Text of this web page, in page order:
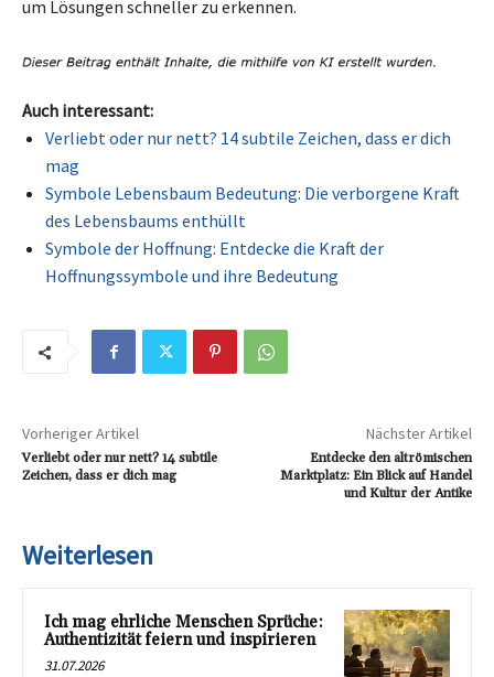
um Lösungen schneller zu erkennen.
Auch interessant:
Verliebt oder nur nett? 14 subtile Zeichen, dass er dich
mag
Symbole Lebensbaum Bedeutung: Die verborgene Kraft
des Lebensbaums enthüllt
Symbole der Hoffnung: Entdecke die Kraft der
Hoffnungssymbole und ihre Bedeutung
Vorheriger Artikel
Verliebt oder nur nett? 14 subtile
Zeichen, dass er dich mag
Nächster Artikel
Entdecke den altrömischen
Marktplatz: Ein Blick auf Handel
und Kultur der Antike
Weiterlesen
Ich mag ehrliche Menschen Sprüche:
Authentizität feiern und inspirieren
31.07.2026